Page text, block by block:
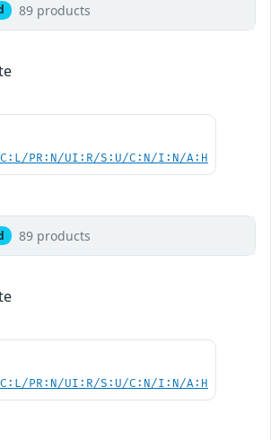
89 products
PR:N/UI:R/S:U/C:N/I:N/A:H
89 products
PR:N/UI:R/S:U/C:N/I:N/A:H